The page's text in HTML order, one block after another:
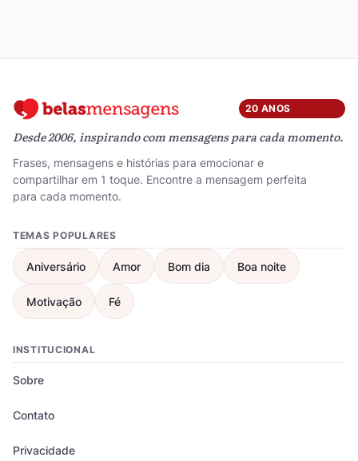
20 ANOS
Desde 2006, inspirando com mensagens para cada momento.
Frases, mensagens e histórias para emocionar e
compartilhar em 1 toque. Encontre a mensagem perfeita
para cada momento.
TEMAS POPULARES
Aniversário Amor Bom dia Boa noite
Motivação Fé
INSTITUCIONAL
Sobre
Contato
Privacidade